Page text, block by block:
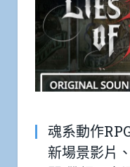
魂系動作
新場景影片